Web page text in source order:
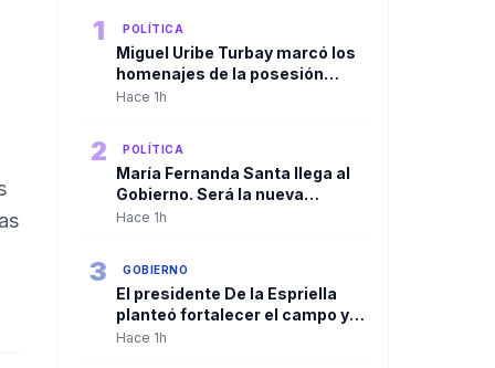
1 POLÍTICA
Miguel Uribe Turbay marcó los
homenajes de la posesión
presidencial de Abelardo De la
Hace 1h
2 POLÍTICA
María Fernanda Santa llega al
Gobierno. Será la nueva
viceministra de
Hace 1h
3 GOBIERNO
El presidente De la Espriella
planteó fortalecer el campo y
ampliar la presencia del Estado
Hace 1h